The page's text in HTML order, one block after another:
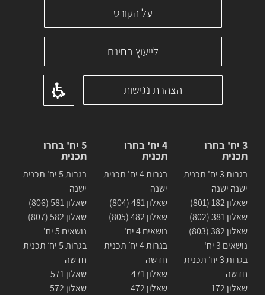
על הקורס
לייעוץ בחינם
הצהרת נגישות
3 יח' בחרו
תכנית
בגרות 3 יח' תכנית
ישנה ישנה
שאלון 182 (801)
שאלון 381 (802)
שאלון 382 (803)
נושאים 3 יח'
בגרות 3 יח׳ תכנית
חדשה
שאלון 172
4 יח' בחרו
תכנית
בגרות 4 יח' תכנית
ישנה
שאלון 481 (804)
שאלון 482 (805)
נושאים 4 יח'
בגרות 4 יח׳ תכנית
חדשה
שאלון 471
שאלון 472
5 יח' בחרו
תכנית
בגרות 5 יח' תכנית
ישנה
שאלון 581 (806)
שאלון 582 (807)
נושאים 5 יח'
בגרות 5 יח׳ תכנית
חדשה
שאלון 571
שאלון 572